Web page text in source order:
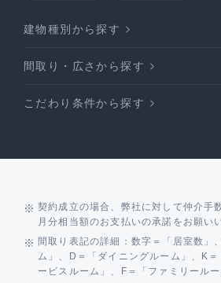
建物種別から探す
間取り・広さから探す
こだわり条件から探す
契約成立の場合、弊社に対して仲介手
月分相当額のお支払いの承諾をお願い
間取り表記の詳細：数字＝「居室数」
ム」、D＝「ダイニングルーム」、K
ービスルーム」、F＝「ファミリールー